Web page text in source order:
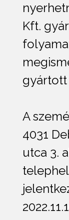
Kft.
gyártott
A
4031
utca 3.